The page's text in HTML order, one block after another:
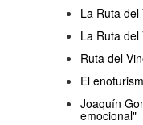
La Ruta
La Ruta
Ruta del
El
Joaquín
emocional"